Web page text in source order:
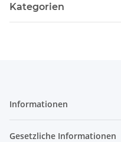
Kategorien
Informationen
Gesetzliche Informationen